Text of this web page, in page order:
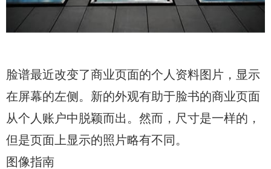
脸谱最近改变了商业页面的个人资料图片，显示
在屏幕的左侧。新的外观有助于脸书的商业页面
从个人账户中脱颖而出。然而，尺寸是一样的，
但是页面上显示的照片略有不同。
图像指南